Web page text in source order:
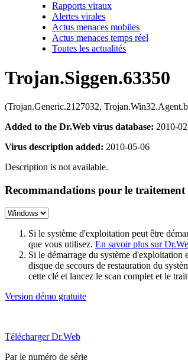
Rapports viraux
Alertes virales
Actus menaces mobiles
Actus menaces temps réel
Toutes les actualités
Trojan.Siggen.63350
(Trojan.Generic.2127032,
Added to the Dr.Web virus database: 2010-
Virus description added: 2010-05-06
Description is not available.
Recommandations pour le traitement
Si le système d'exploitation peut être
que vous utilisez. En savoir plus sur
Si le démarrage du système
disque de secours de restauration du
cette clé et lancez le scan complet et le
Version démo gratuite
Télécharger Dr.Web
Par le numéro de série